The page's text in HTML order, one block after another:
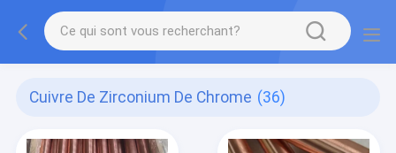
Cuivre De Zirconium De Chrome (36)